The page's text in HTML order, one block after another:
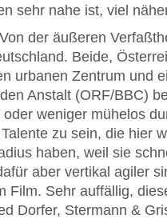
sehr nahe ist, viel
der äußeren
Beide,
urbanen Zentrum und
Anstalt (ORF/BBC)
weniger mühelos
zu sein, die hier
haben, weil sie
aber vertikal agiler
Film. Sehr auffällig,
Dorfer, Stermann &